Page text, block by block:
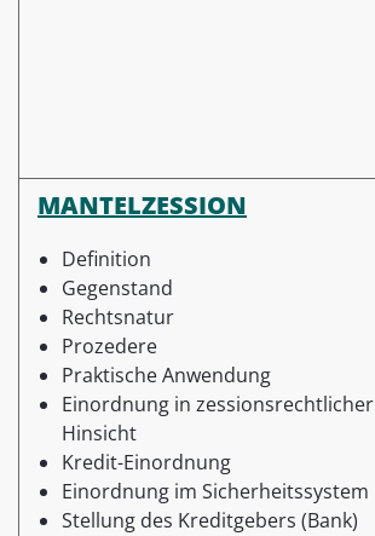
MANTELZESSION
Definition
Gegenstand
Rechtsnatur
Prozedere
Praktische Anwendung
Einordnung in zessionsrechtlicher
Hinsicht
Kredit-Einordnung
Einordnung im Sicherheitssystem
Stellung des Kreditgebers (Bank)